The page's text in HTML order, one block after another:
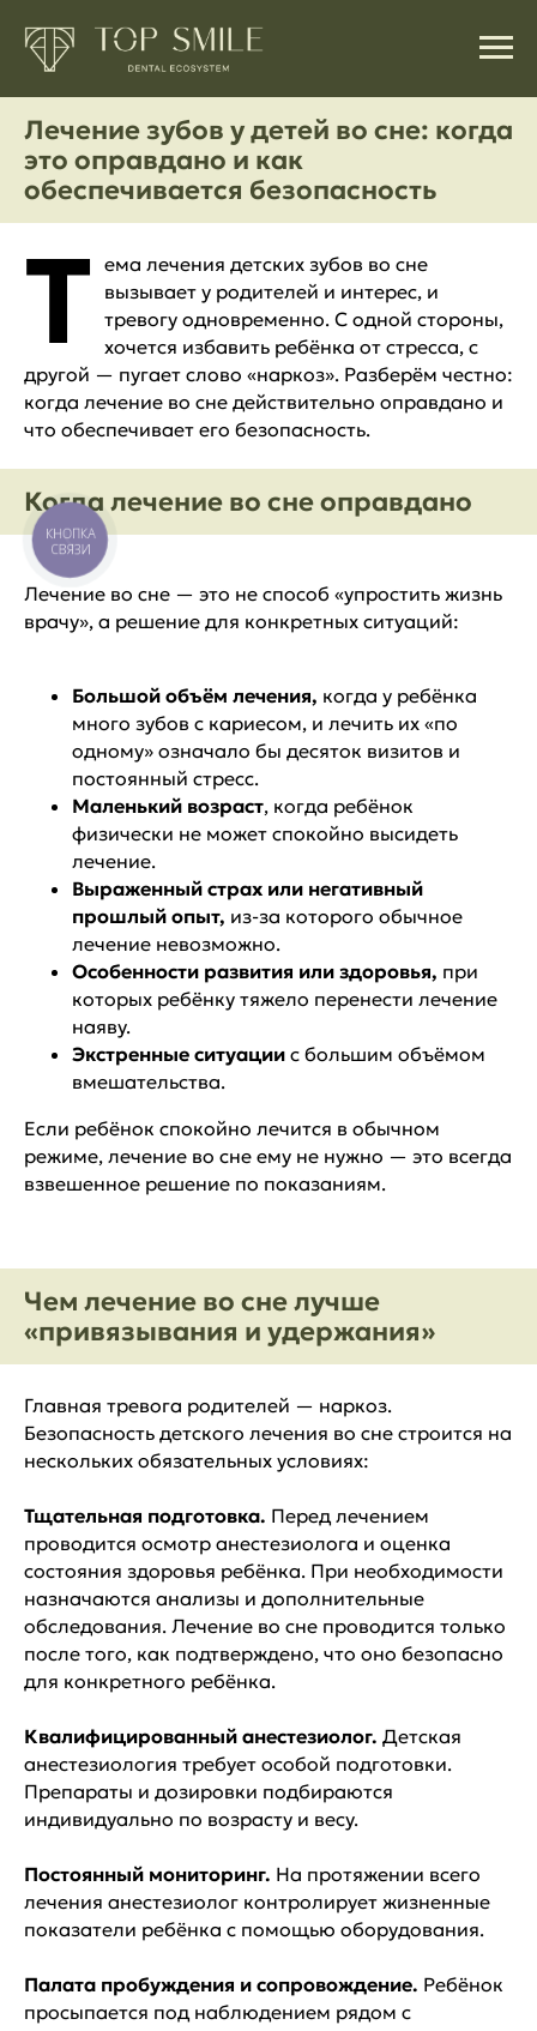
Лечение зубов у детей во сне: когда
это оправдано и как
обеспечивается безопасность
Т ема лечения детских зубов во сне
вызывает у родителей и интерес, и
тревогу одновременно. С одной стороны,
хочется избавить ребёнка от стресса, с
другой — пугает слово «наркоз». Разберём честно:
когда лечение во сне действительно оправдано и
что обеспечивает его безопасность.
Когда лечение во сне оправдано
Лечение во сне — это не способ «упростить жизнь
врачу», а решение для конкретных ситуаций:
Большой объём лечения, когда у ребёнка
много зубов с кариесом, и лечить их «по
одному» означало бы десяток визитов и
постоянный стресс.
Маленький возраст, когда ребёнок
физически не может спокойно высидеть
лечение.
Выраженный страх или негативный
прошлый опыт, из-за которого обычное
лечение невозможно.
Особенности развития или здоровья, при
которых ребёнку тяжело перенести лечение
наяву.
Экстренные ситуации с большим объёмом
вмешательства.
Если ребёнок спокойно лечится в обычном
режиме, лечение во сне ему не нужно — это всегда
взвешенное решение по показаниям.
Чем лечение во сне лучше
«привязывания и удержания»
Главная тревога родителей — наркоз.
Безопасность детского лечения во сне строится на
нескольких обязательных условиях:
Тщательная подготовка. Перед лечением
проводится осмотр анестезиолога и оценка
состояния здоровья ребёнка. При необходимости
назначаются анализы и дополнительные
обследования. Лечение во сне проводится только
после того, как подтверждено, что оно безопасно
для конкретного ребёнка.
Квалифицированный анестезиолог. Детская
анестезиология требует особой подготовки.
Препараты и дозировки подбираются
индивидуально по возрасту и весу.
Постоянный мониторинг. На протяжении всего
лечения анестезиолог контролирует жизненные
показатели ребёнка с помощью оборудования.
Палата пробуждения и сопровождение. Ребёнок
просыпается под наблюдением рядом с
КНОПКА
СВЯЗИ